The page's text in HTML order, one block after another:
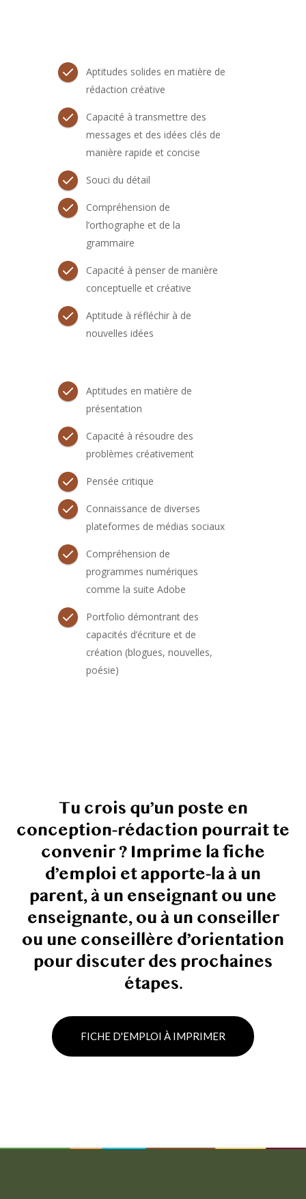
Aptitudes solides en matière de
rédaction créative
Capacité à transmettre des
messages et des idées clés de
manière rapide et concise
Souci du détail
Compréhension de
l’orthographe et de la
grammaire
Capacité à penser de manière
conceptuelle et créative
Aptitude à réfléchir à de
nouvelles idées
Aptitudes en matière de
présentation
Capacité à résoudre des
problèmes créativement
Pensée critique
Connaissance de diverses
plateformes de médias sociaux
Compréhension de
programmes numériques
comme la suite Adobe
Portfolio démontrant des
capacités d’écriture et de
création (blogues, nouvelles,
poésie)
Tu crois qu’un poste en
conception-rédaction pourrait te
convenir ? Imprime la fiche
d’emploi et apporte-la à un
parent, à un enseignant ou une
enseignante, ou à un conseiller
ou une conseillère d’orientation
pour discuter des prochaines
étapes.
FICHE D'EMPLOI À IMPRIMER